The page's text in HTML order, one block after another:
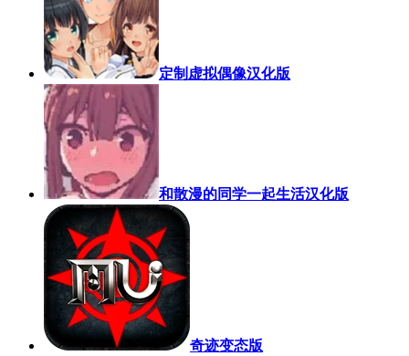
定制虚拟偶像汉化版
和散漫的同学一起生活汉化版
奇迹变态版